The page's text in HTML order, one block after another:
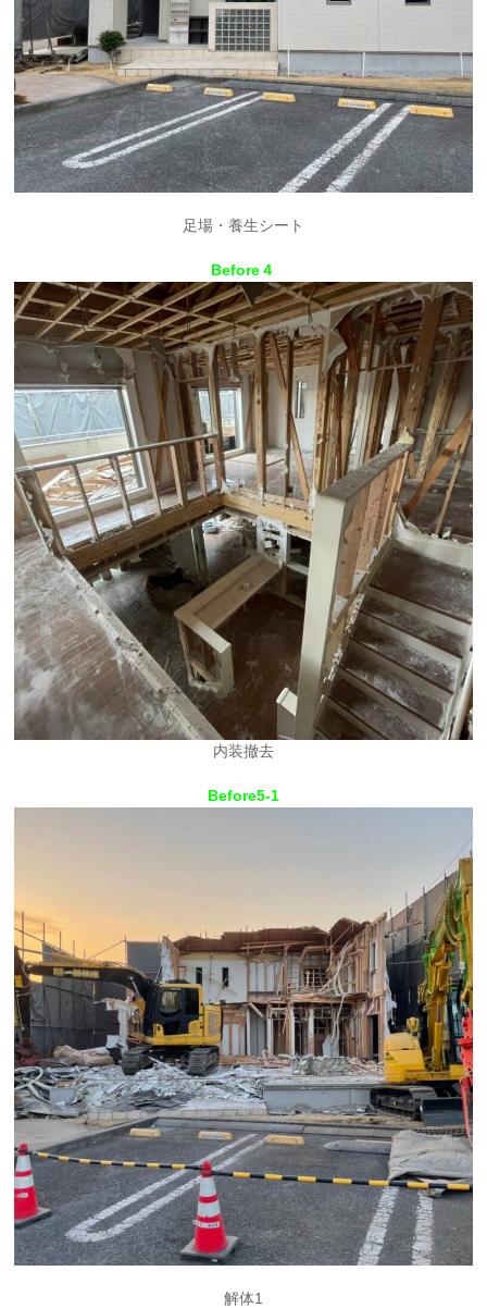
足場・養生シート
Before４
内装撤去
Before5-1
解体1